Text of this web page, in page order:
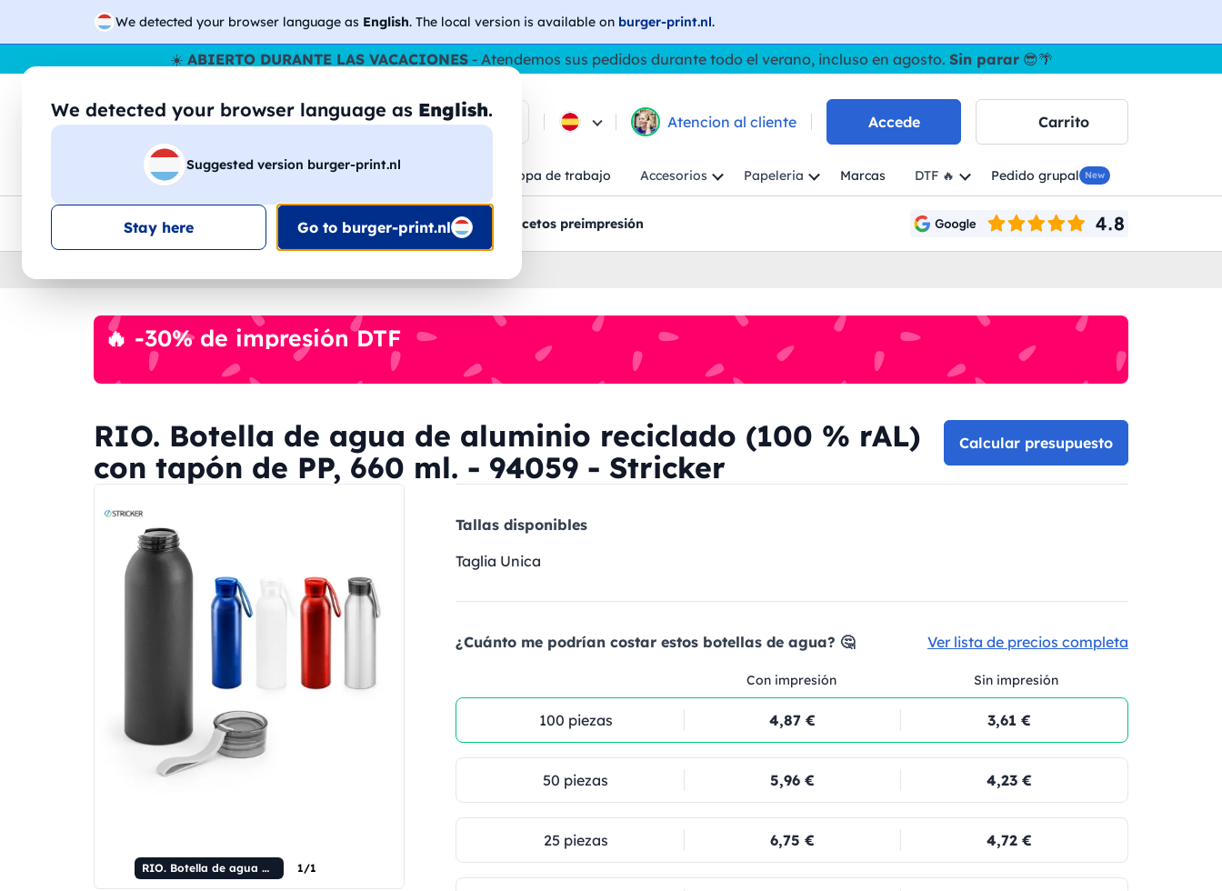
We detected your browser language as English. The local version is available on burger-print.nl.
We detected your browser language as English.
Suggested version burger-print.nl
Stay here Go to burger-print.nl
☀️ ABIERTO DURANTE LAS VACACIONES- Atendemos sus pedidos durante todo el verano, incluso en agosto. Sin parar😎🌴
🔎 Buscar entre los productos Atencion al cliente Accede Carrito
Camisetas Sudaderas Hombre Ropa de trabajo Accesorios Papeleria Marcas DTF 🔥 Pedido grupal New
Envio en toda la UE Descuento por volumenAtencion al cliente Bocetos preimpresión
🔥 -30% de impresión DTF
RIO. Botella de agua de aluminio reciclado (100 % rAL)
con tapón de PP, 660 ml. - 94059 - Stricker
Calcular presupuesto
RIO. Botella de agua de aluminio reciclado (100 % rAL) con tapón de PP, 660 ml. 1/1
Tallas disponibles
Taglia Unica
¿Cuánto me podrían costar estos botellas de agua? 🤔 Ver lista de precios completa
Con impresión Sin impresión
100 piezas 4,87 € 3,61 €
50 piezas 5,96 € 4,23 €
25 piezas 6,75 € 4,72 €